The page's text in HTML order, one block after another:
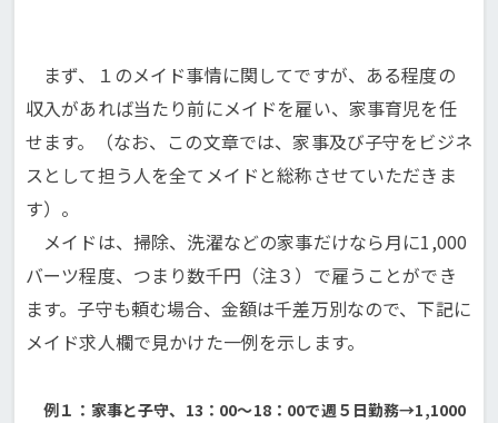
まず、１のメイド事情に関してですが、ある程度の
収入があれば当たり前にメイドを雇い、家事育児を任
せます。（なお、この文章では、家事及び子守をビジネ
スとして担う人を全てメイドと総称させていただきま
す）。
メイドは、掃除、洗濯などの家事だけなら月に1,000
バーツ程度、つまり数千円（注３）で雇うことができ
ます。子守も頼む場合、金額は千差万別なので、下記に
メイド求人欄で見かけた一例を示します。
例１：家事と子守、13：00～18：00で週５日勤務→1,1000